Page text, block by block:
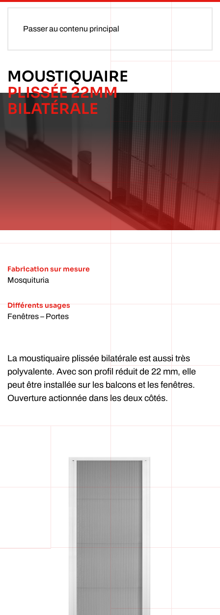
Passer au contenu principal
MOUSTIQUAIRE
PLISSÉE 22MM
BILATÉRALE
Fabrication sur mesure
Mosquituria
Différents usages
Fenêtres – Portes
La moustiquaire plissée bilatérale est aussi très
polyvalente. Avec son profil réduit de 22 mm, elle
peut être installée sur les balcons et les fenêtres.
Ouverture actionnée dans les deux côtés.